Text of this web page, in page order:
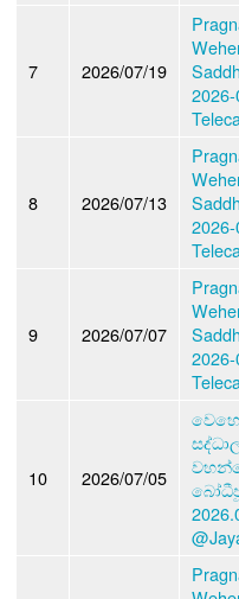
7 2026/07/19
8 2026/07/13
9 2026/07/07
10 2026/07/05